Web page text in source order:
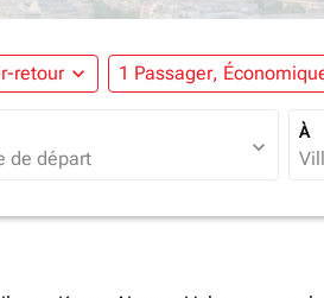
retour expand_more 1 Passager,
expand_more
À